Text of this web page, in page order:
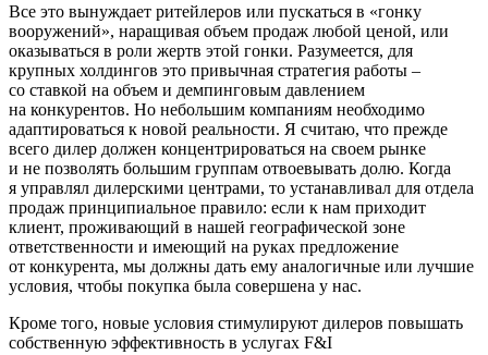
Bсе это вынуждает ритейлеров или пускаться в «гонку
вооружений», наращивая объем продаж любой ценой, или
оказываться в роли жертв этой гонки. Разумеется, для
крупных холдингов это привычная стратегия работы –
со ставкой на объем и демпинговым давлением
на конкурентов. Но небольшим компаниям необходимо
адаптироваться к новой реальности. Я считаю, что прежде
всего дилер должен концентрироваться на своем рынке
и не позволять большим группам отвоевывать долю. Когда
я управлял дилерскими центрами, то устанавливал для отдела
продаж принципиальное правило: если к нам приходит
клиент, проживающий в нашей географической зоне
ответственности и имеющий на руках предложение
от конкурента, мы должны дать ему аналогичные или лучшие
условия, чтобы покупка была совершена у нас.
Кроме того, новые условия стимулируют дилеров повышать
собственную эффективность в услугах F&I